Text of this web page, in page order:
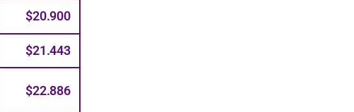
$20.900
$21.443
$22.886